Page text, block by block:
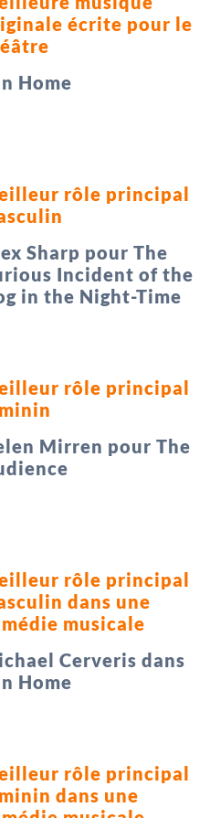
écrite pour le
Home
rôle principal
Sharp pour The
Incident of the
in the Night-Time
rôle principal
Mirren pour The
rôle principal
dans une
musicale
Cerveris dans
Home
rôle principal
dans une